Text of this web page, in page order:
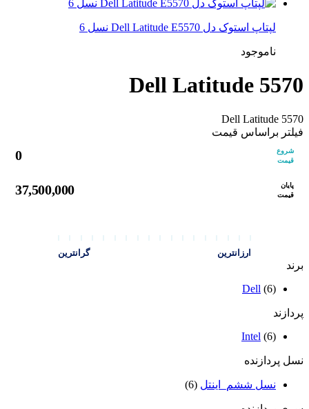
لپتاپ استوک دل Dell Latitude E5570 نسل 6
ناموجود
Dell Latitude 5570
Dell Latitude 5570
فیلتر براساس قیمت
شروع
قیمت
0
پایان
قیمت
37,500,000
ارزانترین گرانترین
برند
Dell (6)
پردازند
Intel (6)
نسل پردازنده
نسل ششم_اینتل (6)